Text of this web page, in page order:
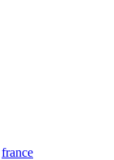
france